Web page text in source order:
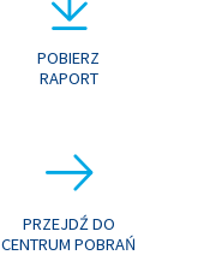
POBIERZ
RAPORT
PRZEJDŹ DO
CENTRUM POBRAŃ